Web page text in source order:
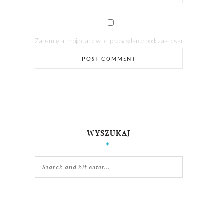
Zapamiętaj moje dane w tej przeglądarce podczas pisania kolejnych
WYSZUKAJ